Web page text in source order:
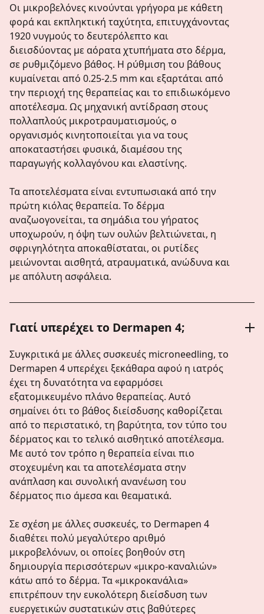
Οι μικροβελόνες κινούνται γρήγορα με κάθετη
φορά και εκπληκτική ταχύτητα, επιτυγχάνοντας
1920 νυγμούς το δευτερόλεπτο και
διεισδύοντας με αόρατα χτυπήματα στο δέρμα,
σε ρυθμιζόμενο βάθος. Η ρύθμιση του βάθους
κυμαίνεται από 0.25-2.5 mm και εξαρτάται από
την περιοχή της θεραπείας και το επιδιωκόμενο
αποτέλεσμα. Ως μηχανική αντίδραση στους
πολλαπλούς μικροτραυματισμούς, ο
οργανισμός κινητοποιείται για να τους
αποκαταστήσει φυσικά, διαμέσου της
παραγωγής κολλαγόνου και ελαστίνης.
Τα αποτελέσματα είναι εντυπωσιακά από την
πρώτη κιόλας θεραπεία. Το δέρμα
αναζωογονείται, τα σημάδια του γήρατος
υποχωρούν, η όψη των ουλών βελτιώνεται, η
σφριγηλότητα αποκαθίσταται, οι ρυτίδες
μειώνονται αισθητά, ατραυματικά, ανώδυνα και
με απόλυτη ασφάλεια.
Γιατί υπερέχει το Dermapen 4;
Συγκριτικά με άλλες συσκευές microneedling, το
Dermapen 4 υπερέχει ξεκάθαρα αφού η ιατρός
έχει τη δυνατότητα να εφαρμόσει
εξατομικευμένο πλάνο θεραπείας. Αυτό
σημαίνει ότι το βάθος διείσδυσης καθορίζεται
από το περιστατικό, τη βαρύτητα, τον τύπο του
δέρματος και το τελικό αισθητικό αποτέλεσμα.
Με αυτό τον τρόπο η θεραπεία είναι πιο
στοχευμένη και τα αποτελέσματα στην
ανάπλαση και συνολική ανανέωση του
δέρματος πιο άμεσα και θεαματικά.
Σε σχέση με άλλες συσκευές, το Dermapen 4
διαθέτει πολύ μεγαλύτερο αριθμό
μικροβελόνων, οι οποίες βοηθούν στη
δημιουργία περισσότερων «μικρο-καναλιών»
κάτω από το δέρμα. Τα «μικροκανάλια»
επιτρέπουν την ευκολότερη διείσδυση των
ευεργετικών συστατικών στις βαθύτερες